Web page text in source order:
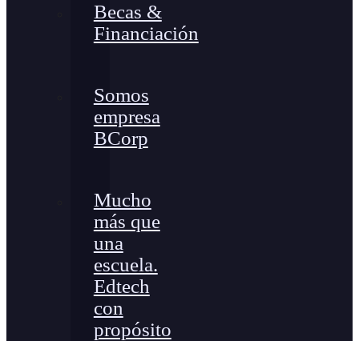
Becas &
Financiación
Somos
empresa
BCorp
Mucho
más que
una
escuela.
Edtech
con
propósito